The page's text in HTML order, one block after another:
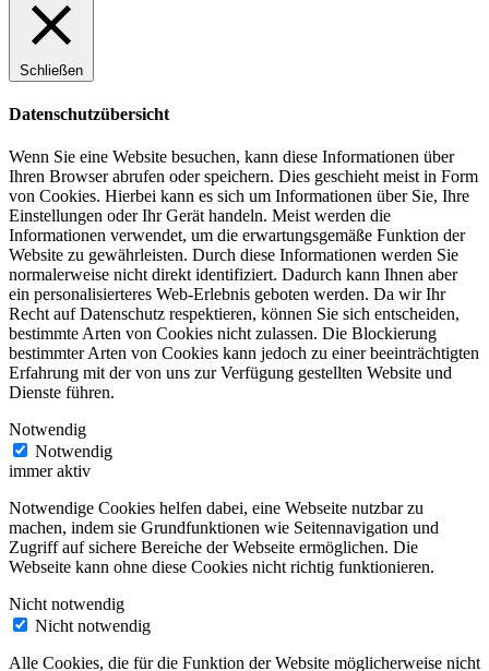
Schließen
Datenschutzübersicht
Wenn Sie eine Website besuchen, kann diese Informationen über
Ihren Browser abrufen oder speichern. Dies geschieht meist in Form
von Cookies. Hierbei kann es sich um Informationen über Sie, Ihre
Einstellungen oder Ihr Gerät handeln. Meist werden die
Informationen verwendet, um die erwartungsgemäße Funktion der
Website zu gewährleisten. Durch diese Informationen werden Sie
normalerweise nicht direkt identifiziert. Dadurch kann Ihnen aber
ein personalisierteres Web-Erlebnis geboten werden. Da wir Ihr
Recht auf Datenschutz respektieren, können Sie sich entscheiden,
bestimmte Arten von Cookies nicht zulassen. Die Blockierung
bestimmter Arten von Cookies kann jedoch zu einer beeinträchtigten
Erfahrung mit der von uns zur Verfügung gestellten Website und
Dienste führen.
Notwendig
Notwendig
immer aktiv
Notwendige Cookies helfen dabei, eine Webseite nutzbar zu
machen, indem sie Grundfunktionen wie Seitennavigation und
Zugriff auf sichere Bereiche der Webseite ermöglichen. Die
Webseite kann ohne diese Cookies nicht richtig funktionieren.
Nicht notwendig
Nicht notwendig
Alle Cookies, die für die Funktion der Website möglicherweise nicht